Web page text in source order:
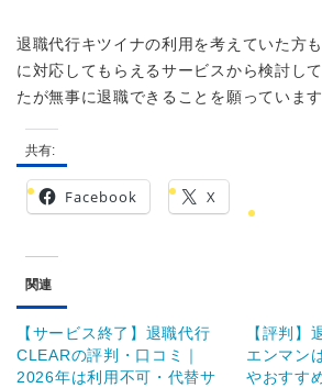
退職代行キツイナの利用を考えていた方
に対応してもらえるサービスから検討し
たが無事に退職できることを願っています
共有:
Facebook X
関連
【サービス終了】退職代行
CLEARの評判・口コミ｜
2026年は利用不可・代替サ
【評判】
エンマン
やおすす